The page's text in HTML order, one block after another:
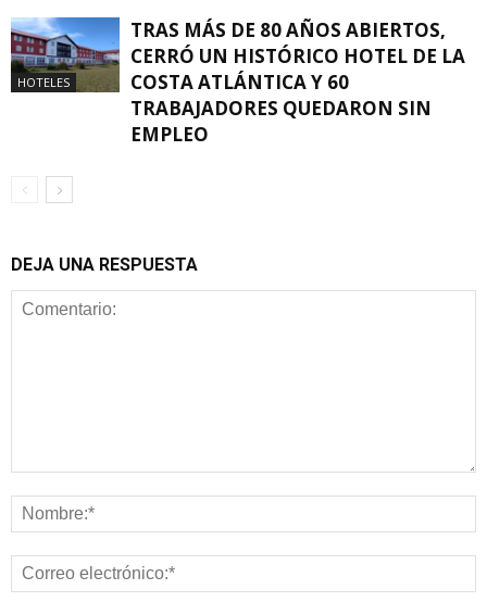
HOTELES
TRAS MÁS DE 80 AÑOS ABIERTOS,
CERRÓ UN HISTÓRICO HOTEL DE LA
COSTA ATLÁNTICA Y 60
TRABAJADORES QUEDARON SIN
EMPLEO
DEJA UNA RESPUESTA